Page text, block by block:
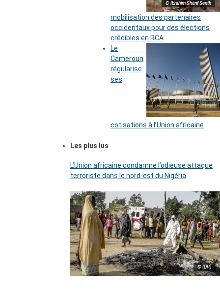
© Ibrahim Shérif Senth
mobilisation des partenaires
occidentaux pour des élections
crédibles en RCA
Le
Cameroun
régularise
ses
cotisations à l’Union africaine
Les plus lus
L’Union africaine condamne l’odieuse attaque
terroriste dans le nord-est du Nigéria
© (DR)